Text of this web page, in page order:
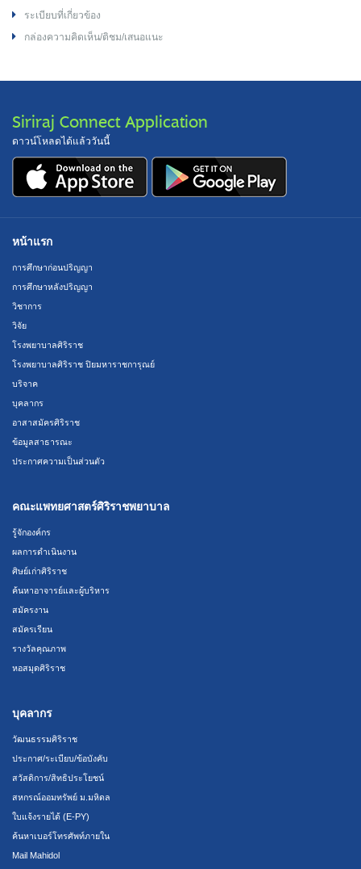
ระเบียบที่เกี่ยวข้อง
กล่องความคิดเห็น/ติชม/เสนอแนะ
Siriraj Connect Application
ดาวน์โหลดได้แล้ววันนี้
หน้าแรก
การศึกษาก่อนปริญญา
การศึกษาหลังปริญญา
วิชาการ
วิจัย
โรงพยาบาลศิริราช
โรงพยาบาลศิริราช ปิยมหาราชการุณย์
บริจาค
บุคลากร
อาสาสมัครศิริราช
ข้อมูลสาธารณะ
ประกาศความเป็นส่วนตัว
คณะแพทยศาสตร์ศิริราชพยาบาล
รู้จักองค์กร
ผลการดำเนินงาน
ศิษย์เก่าศิริราช
ค้นหาอาจารย์และผู้บริหาร
สมัครงาน
สมัครเรียน
รางวัลคุณภาพ
หอสมุดศิริราช
บุคลากร
วัฒนธรรมศิริราช
ประกาศ/ระเบียบ/ข้อบังคับ
สวัสดิการ/สิทธิประโยชน์
สหกรณ์ออมทรัพย์ ม.มหิดล
ใบแจ้งรายได้ (E-PY)
ค้นหาเบอร์โทรศัพท์ภายใน
Mail Mahidol